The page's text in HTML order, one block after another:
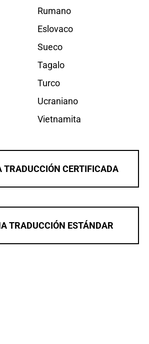
Rumano
Eslovaco
Sueco
Tagalo
Turco
Ucraniano
Vietnamita
TRADUCCIÓN CERTIFICADA
TRADUCCIÓN ESTÁNDAR